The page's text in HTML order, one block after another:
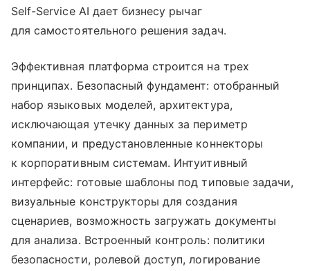
Self-Service AI дает бизнесу рычаг
для самостоятельного решения задач.
Эффективная платформа строится на трех
принципах. Безопасный фундамент: отобранный
набор языковых моделей, архитектура,
исключающая утечку данных за периметр
компании, и предустановленные коннекторы
к корпоративным системам. Интуитивный
интерфейс: готовые шаблоны под типовые задачи,
визуальные конструкторы для создания
сценариев, возможность загружать документы
для анализа. Встроенный контроль: политики
безопасности, ролевой доступ, логирование